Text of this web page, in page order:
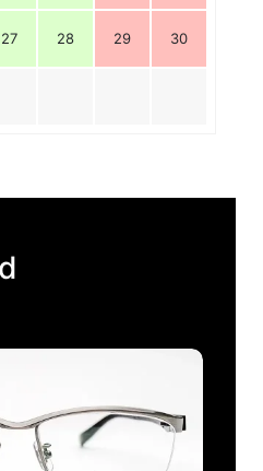
27 28 29 30